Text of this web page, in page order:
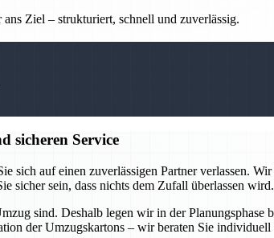
Ziel – strukturiert, schnell und zuverlässig.
sicheren Service
auf einen zuverlässigen Partner verlassen.
sicher sein, dass nichts dem Zufall überlassen wird.
sind. Deshalb legen wir in der Planungsphase
der Umzugskartons – wir beraten Sie individuell